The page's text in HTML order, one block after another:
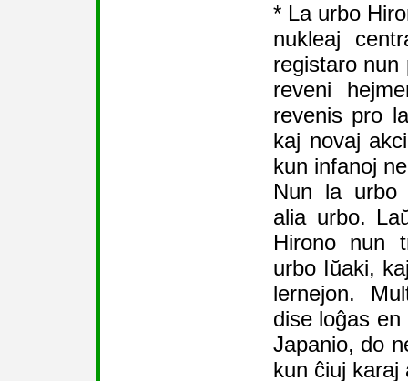
* La urbo
nukleaj
registaro nun
reveni
revenis pro
kaj novaj
kun infanoj
Nun la urbo
alia urbo.
Hirono nun
urbo Iŭaki,
lernejon.
dise loĝas
Japanio, do
kun ĉiuj karaj